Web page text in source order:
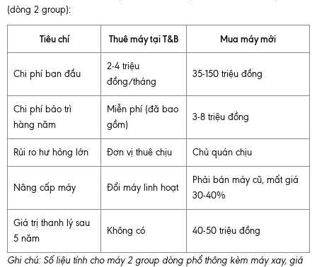
(dòng 2 group):
Tiêu chí Thuê máy tại T&B Mua máy mới
Chi phí ban đầu
2-4 triệu
đồng/tháng
35-150 triệu đồng
Chi phí bảo trì
hàng năm
Miễn phí (đã bao
gồm)
3-8 triệu đồng
Rủi ro hư hỏng lớn Đơn vị thuê chịu Chủ quán chịu
Nâng cấp máy Đổi máy linh hoạt
Phải bán máy cũ, mất giá
30-40%
Giá trị thanh lý sau
5 năm
Không có 40-50 triệu đồng
Ghi chú: Số liệu tính cho máy 2 group dòng phổ thông kèm máy xay, giá